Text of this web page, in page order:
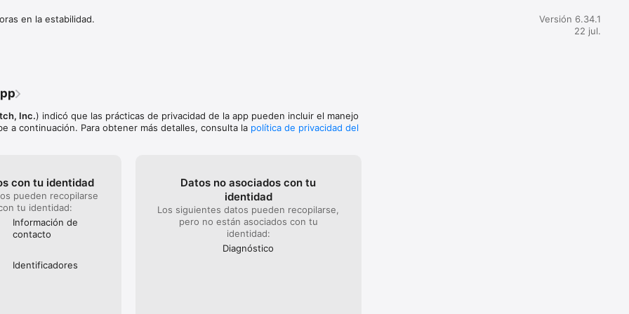
las plataformas
DURANTE 7 DÍAS
y desbloquea herramientas de selección y edición, capas infinitas, guías de
mensual y anual se cargarán a tu cuenta de iTunes en el momento de la
al final del periodo de facturación a menos que se cancele 24
cambios en tu suscripción en cualquier momento en la configuración de tu
en la estabilidad.
Versión 6.34.1
22 jul.
Inc.) indicó que las prácticas de privacidad de la app pueden incluir el manejo
a continuación. Para obtener más detalles, consulta la política de privacidad del
con tu identidad
pueden recopilarse
tu identidad:
Información de
contacto
Identificado­res
Datos no asociados con tu
identidad
Los siguientes datos pueden recopilarse,
pero no están asociados con tu
identidad:
Diagnóstico